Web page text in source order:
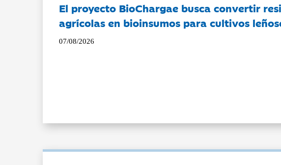
El proyecto BioChargae busca convertir
agrícolas en bioinsumos para cultivos
07/08/2026